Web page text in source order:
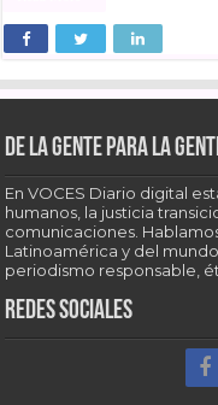
De la gente para la
En VOCES Diario digital
humanos, la justicia
comunicaciones.
Latinoamérica y del
periodismo responsable,
Redes sociales